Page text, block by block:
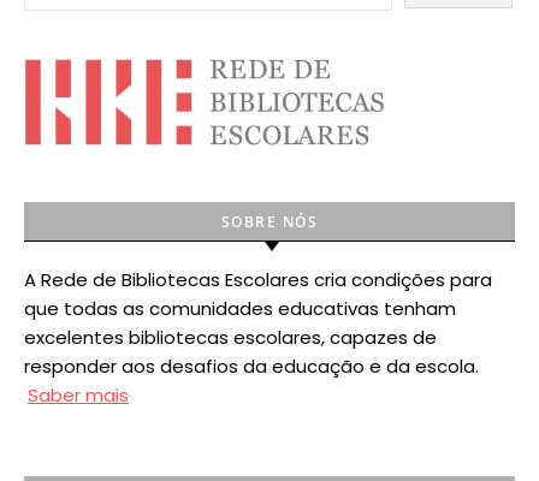
SOBRE NÓS
A Rede de Bibliotecas Escolares cria condições para
que todas as comunidades educativas tenham
excelentes bibliotecas escolares, capazes de
responder aos desafios da educação e da escola.
Saber mais